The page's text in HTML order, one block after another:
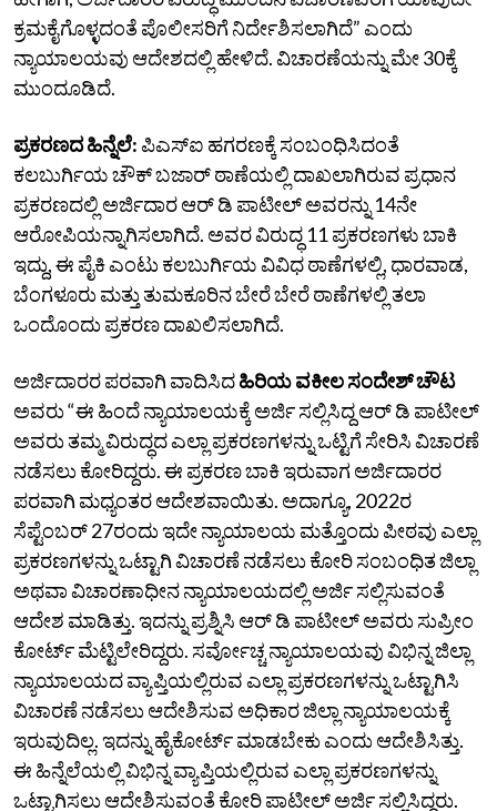
ಕ್ರಮಕೈಗೊಳ್ಳದಂತೆ ಪೊಲೀಸರಿಗೆ ನಿರ್ದೇಶಿಸಲಾಗಿದೆ” ಎಂದು
ನ್ಯಾಯಾಲಯವು ಆದೇಶದಲ್ಲಿ ಹೇಳಿದೆ. ವಿಚಾರಣೆಯನ್ನು ಮೇ 30ಕ್ಕೆ
ಮುಂದೂಡಿದೆ.
ಪ್ರಕರಣದ ಹಿನ್ನೆಲೆ: ಪಿಎಸ್‌ಐ ಹಗರಣಕ್ಕೆ ಸಂಬಂಧಿಸಿದಂತೆ
ಕಲಬುರ್ಗಿಯ ಚೌಕ್‌ ಬಜಾರ್‌ ಠಾಣೆಯಲ್ಲಿ ದಾಖಲಾಗಿರುವ ಪ್ರಧಾನ
ಪ್ರಕರಣದಲ್ಲಿ ಅರ್ಜಿದಾರ ಆರ್‌ ಡಿ ಪಾಟೀಲ್‌ ಅವರನ್ನು 14ನೇ
ಆರೋಪಿಯನ್ನಾಗಿಸಲಾಗಿದೆ. ಅವರ ವಿರುದ್ಧ 11 ಪ್ರಕರಣಗಳು ಬಾಕಿ
ಇದ್ದು, ಈ ಪೈಕಿ ಎಂಟು ಕಲಬುರ್ಗಿಯ ವಿವಿಧ ಠಾಣೆಗಳಲ್ಲಿ, ಧಾರವಾಡ,
ಬೆಂಗಳೂರು ಮತ್ತು ತುಮಕೂರಿನ ಬೇರೆ ಬೇರೆ ಠಾಣೆಗಳಲ್ಲಿ ತಲಾ
ಒಂದೊಂದು ಪ್ರಕರಣ ದಾಖಲಿಸಲಾಗಿದೆ.
ಅರ್ಜಿದಾರರ ಪರವಾಗಿ ವಾದಿಸಿದಹಿರಿಯ ವಕೀಲ ಸಂದೇಶ್‌ ಚೌಟ
ಅವರು “ಈ ಹಿಂದೆ ನ್ಯಾಯಾಲಯಕ್ಕೆ ಅರ್ಜಿ ಸಲ್ಲಿಸಿದ್ದ ಆರ್‌ ಡಿ ಪಾಟೀಲ್‌
ಅವರು ತಮ್ಮ ವಿರುದ್ಧದ ಎಲ್ಲಾ ಪ್ರಕರಣಗಳನ್ನು ಒಟ್ಟಿಗೆ ಸೇರಿಸಿ ವಿಚಾರಣೆ
ನಡೆಸಲು ಕೋರಿದ್ದರು. ಈ ಪ್ರಕರಣ ಬಾಕಿ ಇರುವಾಗ ಅರ್ಜಿದಾರರ
ಪರವಾಗಿ ಮಧ್ಯಂತರ ಆದೇಶವಾಯಿತು. ಅದಾಗ್ಯೂ, 2022ರ
ಸೆಪ್ಟೆಂಬರ್‌ 27ರಂದು ಇದೇ ನ್ಯಾಯಾಲಯ ಮತ್ತೊಂದು ಪೀಠವು ಎಲ್ಲಾ
ಪ್ರಕರಣಗಳನ್ನು ಒಟ್ಟಾಗಿ ವಿಚಾರಣೆ ನಡೆಸಲು ಕೋರಿ ಸಂಬಂಧಿತ ಜಿಲ್ಲಾ
ಅಥವಾ ವಿಚಾರಣಾಧೀನ ನ್ಯಾಯಾಲಯದಲ್ಲಿ ಅರ್ಜಿ ಸಲ್ಲಿಸುವಂತೆ
ಆದೇಶ ಮಾಡಿತ್ತು. ಇದನ್ನು ಪ್ರಶ್ನಿಸಿ ಆರ್‌ ಡಿ ಪಾಟೀಲ್‌ ಅವರು ಸುಪ್ರೀಂ
ಕೋರ್ಟ್‌ ಮೆಟ್ಟಿಲೇರಿದ್ದರು. ಸರ್ವೋಚ್ಚ ನ್ಯಾಯಾಲಯವು ವಿಭಿನ್ನ ಜಿಲ್ಲಾ
ನ್ಯಾಯಾಲಯದ ವ್ಯಾಪ್ತಿಯಲ್ಲಿರುವ ಎಲ್ಲಾ ಪ್ರಕರಣಗಳನ್ನು ಒಟ್ಟಾಗಿಸಿ
ವಿಚಾರಣೆ ನಡೆಸಲು ಆದೇಶಿಸುವ ಅಧಿಕಾರ ಜಿಲ್ಲಾ ನ್ಯಾಯಾಲಯಕ್ಕೆ
ಇರುವುದಿಲ್ಲ. ಇದನ್ನು ಹೈಕೋರ್ಟ್‌ ಮಾಡಬೇಕು ಎಂದು ಆದೇಶಿಸಿತ್ತು.
ಈ ಹಿನ್ನೆಲೆಯಲ್ಲಿ ವಿಭಿನ್ನ ವ್ಯಾಪ್ತಿಯಲ್ಲಿರುವ ಎಲ್ಲಾ ಪ್ರಕರಣಗಳನ್ನು
ಒಟ್ಟಾಗಿಸಲು ಆದೇಶಿಸುವಂತೆ ಕೋರಿ ಪಾಟೀಲ್‌ ಅರ್ಜಿ ಸಲ್ಲಿಸಿದ್ದರು.